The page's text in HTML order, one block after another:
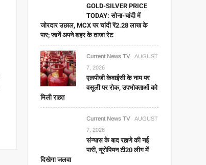
GOLD-SILVER PRICE
TODAY: सोना-चांदी में
जोरदार उछाल, MCX पर चांदी ₹2.28 लाख के
पार; जानें अपने शहर के ताजा रेट
Current News TV
AUGUST
7, 2026
एलपीजी केवाईसी के नाम पर
वसूली पर रोक, उपभोक्ताओं को
मिली राहत
Current News TV
AUGUST
7, 2026
संन्यास के बाद रहाणे की नई
पारी, यूरोपियन टी20 लीग में
दिखेगा जलवा